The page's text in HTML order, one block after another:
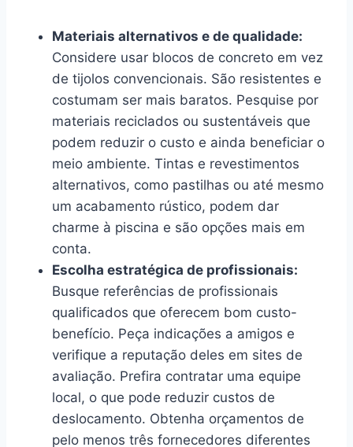
Materiais alternativos e de qualidade:
Considere usar blocos de concreto em vez
de tijolos convencionais. São resistentes e
costumam ser mais baratos. Pesquise por
materiais reciclados ou sustentáveis que
podem reduzir o custo e ainda beneficiar o
meio ambiente. Tintas e revestimentos
alternativos, como pastilhas ou até mesmo
um acabamento rústico, podem dar
charme à piscina e são opções mais em
conta.
Escolha estratégica de profissionais:
Busque referências de profissionais
qualificados que oferecem bom custo-
benefício. Peça indicações a amigos e
verifique a reputação deles em sites de
avaliação. Prefira contratar uma equipe
local, o que pode reduzir custos de
deslocamento. Obtenha orçamentos de
pelo menos três fornecedores diferentes